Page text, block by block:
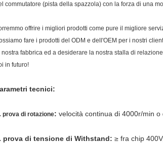
commutatore (pista della spazzola) con la forza di una
offrire i migliori prodotti come pure il migliore
fare i prodotti del ODM e dell'OEM per i nostri
nostra fabbrica ed a desiderare la nostra stalla di
in futuro!
tecnici:
prova di rotazione: velocità continua di 4000r/min o
prova di tensione di Withstand: ≥ fra chip